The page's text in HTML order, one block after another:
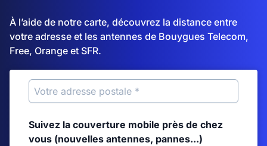
À l’aide de notre carte, découvrez la distance entre
votre adresse et les antennes de Bouygues Telecom,
Free, Orange et SFR.
Suivez la couverture mobile près de chez
vous (nouvelles antennes, pannes...)